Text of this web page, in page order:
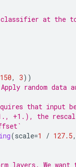
classifier at the
150, 3))
random data
that input
+1.), the
(scale=1 / 127.5,
layers. We